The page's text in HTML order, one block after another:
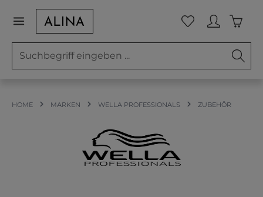
Zum Hauptinhalt springen Du hast 0
HOME MARKEN WELLA PROFESSIONALS ZUBEHÖR